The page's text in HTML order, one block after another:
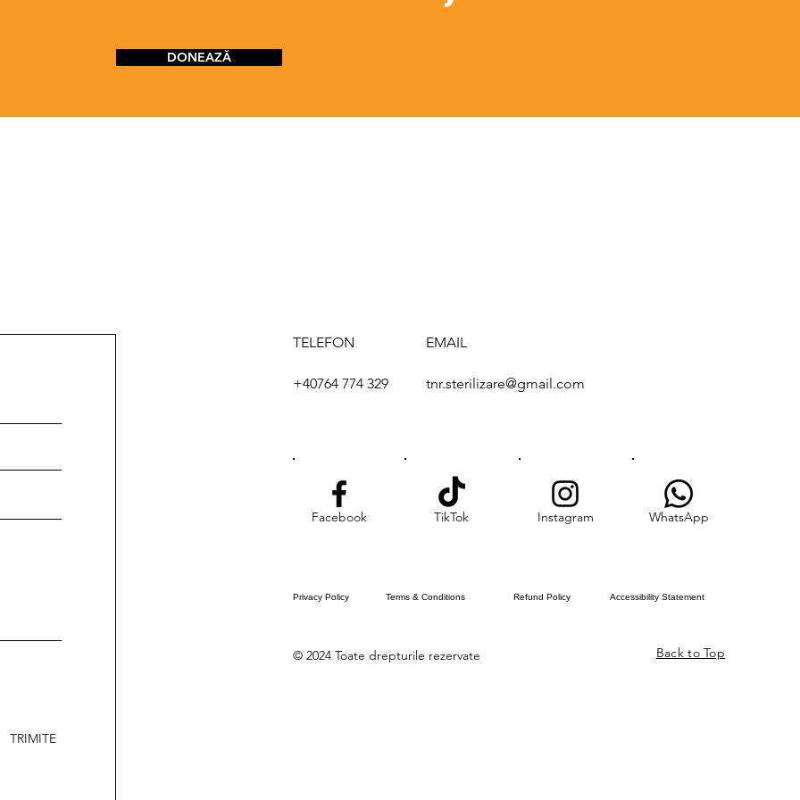
DONEAZĂ
TRIMITE
TELEFON
+40764 774 329
EMAIL
tnr.sterilizare@gmail.com
Facebook TikTok Instagram WhatsApp
Privacy Policy Terms & Conditions Refund Policy Accessibility Statement
© 2024 Toate drepturile rezervate Back to Top